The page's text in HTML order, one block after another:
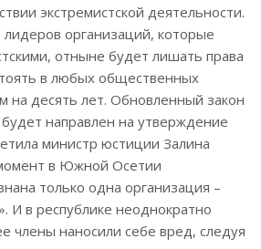
экстремистской деятельности.
лидеров организаций, которые
отныне будет лишать права
в любых общественных
на десять лет. Обновленный закон
направлен на утверждение
министр юстиции Залина
в Южной Осетии
только одна организация –
И в республике неоднократно
члены наносили себе вред, следуя